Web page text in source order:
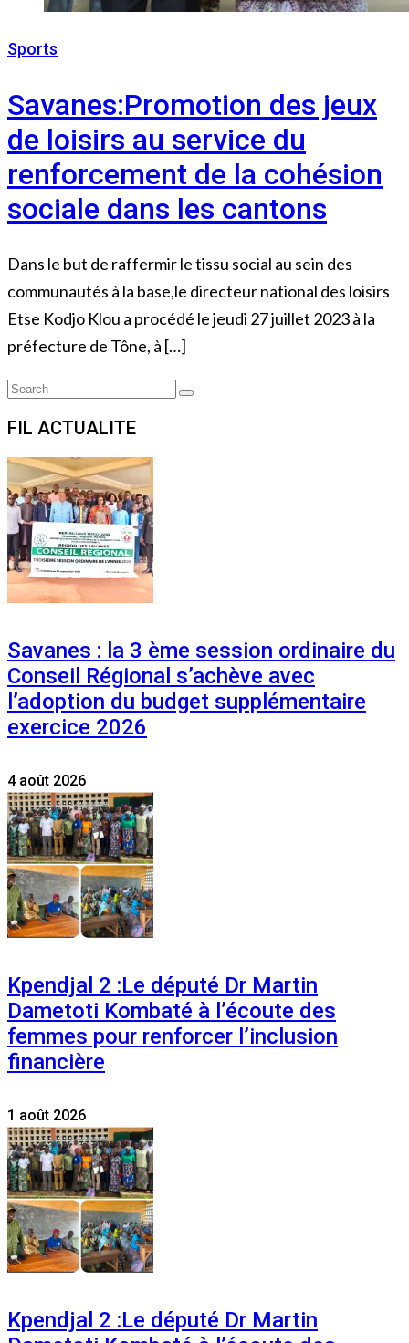
Sports
Savanes:Promotion des jeux
de loisirs au service du
renforcement de la cohésion
sociale dans les cantons
Dans le but de raffermir le tissu social au sein des
communautés à la base,le directeur national des loisirs
Etse Kodjo Klou a procédé le jeudi 27 juillet 2023 à la
préfecture de Tône, à […]
Search
Search
FIL ACTUALITE
Savanes : la 3 ème session ordinaire du
Conseil Régional s’achève avec
l’adoption du budget supplémentaire
exercice 2026
4 août 2026
Kpendjal 2 :Le député Dr Martin
Dametoti Kombaté à l’écoute des
femmes pour renforcer l’inclusion
financière
1 août 2026
Kpendjal 2 :Le député Dr Martin